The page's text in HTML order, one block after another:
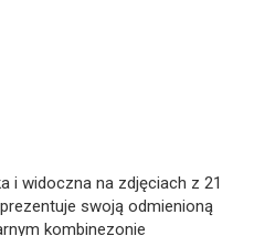
i widoczna na zdjęciach z 21
swoją odmienioną
kombinezonie